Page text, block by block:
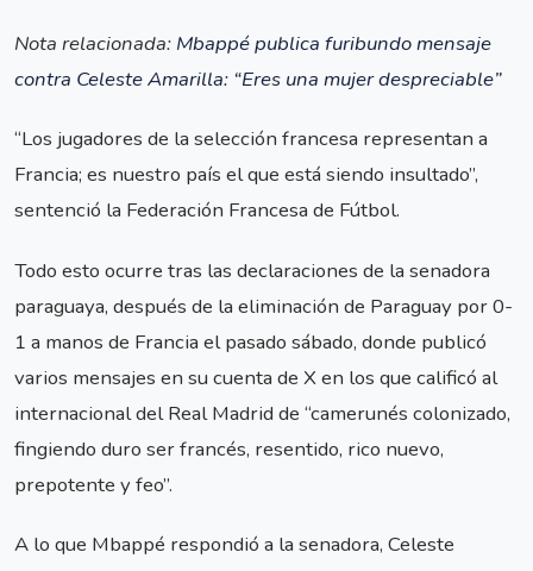
Nota relacionada: Mbappé publica furibundo mensaje
contra Celeste Amarilla: “Eres una mujer despreciable”
“Los jugadores de la selección francesa representan a
Francia; es nuestro país el que está siendo insultado”,
sentenció la Federación Francesa de Fútbol.
Todo esto ocurre tras las declaraciones de la senadora
paraguaya, después de la eliminación de Paraguay por 0-
1 a manos de Francia el pasado sábado, donde publicó
varios mensajes en su cuenta de X en los que calificó al
internacional del Real Madrid de “camerunés colonizado,
fingiendo duro ser francés, resentido, rico nuevo,
prepotente y feo”.
A lo que Mbappé respondió a la senadora, Celeste